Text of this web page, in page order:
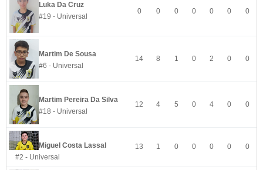
Luka Da Cruz
#19 - Universal
0 0 0 0 0 0 0
Martim De Sousa
#6 - Universal
14 8 1 0 2 0 0
Martim Pereira Da Silva
#18 - Universal
12 4 5 0 4 0 0
Miguel Costa Lassal
#2 - Universal
13 1 0 0 0 0 0